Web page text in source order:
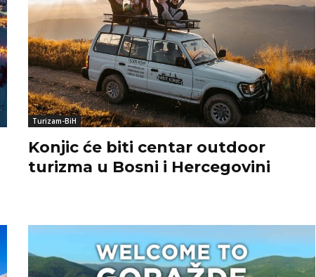
Turizam-BiH
Konjic će biti centar outdoor
turizma u Bosni i Hercegovini